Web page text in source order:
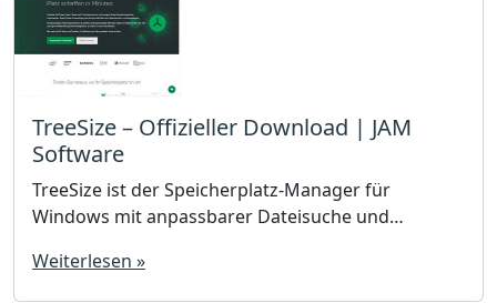
TreeSize – Offizieller Download | JAM
Software
TreeSize ist der Speicherplatz-Manager für
Windows mit anpassbarer Dateisuche und
Mit einem Klick die Speicherplatzverteilung bis auf
Dateiebene visualisieren - Windows - Kostenlos für
Weiterlesen »